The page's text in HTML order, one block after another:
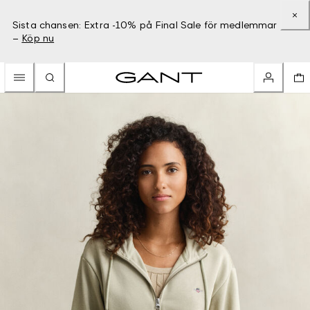
Sista chansen: Extra -10% på Final Sale för medlemmar
– Köp nu